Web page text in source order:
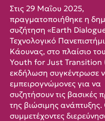
Στις 29 Μαΐου 2025,
πραγματοποιήθηκε η
συζήτηση «Earth
Τεχνολογικό
Κάουνας, στο πλαίσιο
Youth for Just Transition
εκδήλωση συγκέντρωσε
εμπειρογνώμονες για να
συζητήσουν τις βασικές
της βιώσιμης ανάπτυξης.
συμμετέχοντες